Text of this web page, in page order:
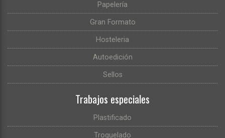
Papelería
Gran Formato
Hosteleria
Autoedición
Sellos
Trabajos especiales
Plastificado
Troquelado